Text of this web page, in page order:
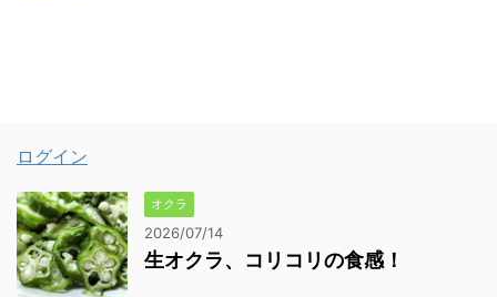
ログイン
オクラ
2026/07/14
生オクラ、コリコリの食感！